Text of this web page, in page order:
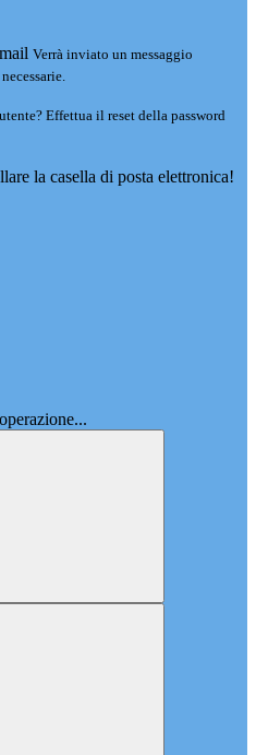
Verrà inviato un messaggio
Effettua il reset della password
la casella di posta elettronica!